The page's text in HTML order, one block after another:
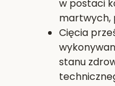
w postaci
martwych,
Cięcia
stanu